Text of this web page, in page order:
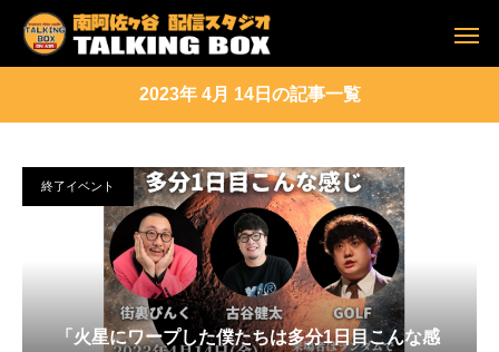
2023年 4月 14日の記事一覧
終了イベント
「火星にワープした僕たちは多分1日目こんな感